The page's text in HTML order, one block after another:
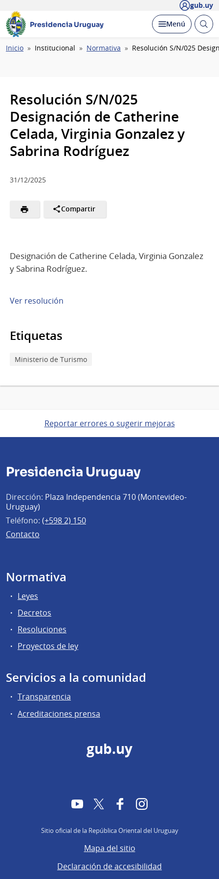
gub.uy
Presidencia Uruguay Desplegar
Menú Abrir
Ruta
Inicio Institucional Normativa Resolución S/N/025
Resolución S/N/025
Designación de Catherine
Celada, Virginia Gonzalez y
Sabrina Rodríguez
31/12/2025
Compartir
Designación de Catherine Celada, Virginia Gonzalez
y Sabrina Rodríguez.
Ver resolución
Etiquetas
Ministerio de Turismo
Reportar errores o sugerir mejoras
Presidencia Uruguay
Dirección: Plaza Independencia 710 (Montevideo-
Uruguay)
Teléfono: (+598 2) 150
Contacto
Normativa
Leyes
Decretos
Resoluciones
Proyectos de ley
Servicios a la comunidad
Transparencia
Acreditaciones prensa
gub.uy
YouTubeTwitter FacebookInstagram
Sitio oficial de la República Oriental del Uruguay
Mapa del sitio
Declaración de accesibilidad